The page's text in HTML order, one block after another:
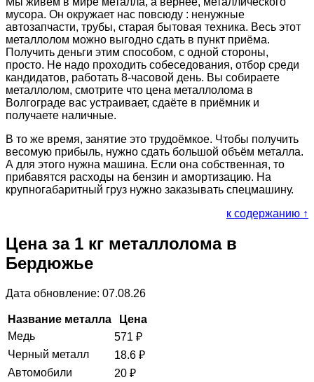
мусора. Он окружает нас повсюду : ненужные
автозапчасти, трубы, старая бытовая техника. Весь этот
металлолом можно выгодно сдать в пункт приёма.
Получить деньги этим способом, с одной стороны,
просто. Не надо проходить собеседования, отбор среди
кандидатов, работать 8-часовой день. Вы собираете
металлолом, смотрите что цена металлолома в
Волгограде вас устраивает, сдаёте в приёмник и
получаете наличные.
В то же время, занятие это трудоёмкое. Чтобы получить
весомую прибыль, нужно сдать большой объём металла.
А для этого нужна машина. Если она собственная, то
прибавятся расходы на бензин и амортизацию. На
крупногабаритный груз нужно заказывать спецмашину.
к содержанию ↑
Цена за 1 кг металлолома в
Бердюжье
Дата обновление: 07.08.26
Название металла
Цена
Медь
571 ₽
Черный металл
18.6 ₽
Автомобили
20 ₽